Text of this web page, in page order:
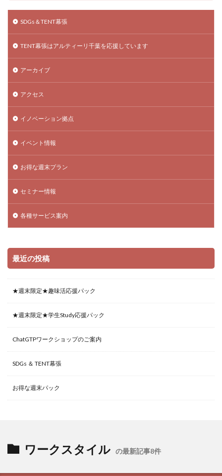
SDGs＆TENT幕張
TENT幕張はアルティーリ千葉を応援しています
アーカイブ
アクセス
イノベーション拠点
イベント情報
お得な週末プラン
セミナー情報
各種サービス案内
最近の投稿
★週末限定★趣味活応援パック
★週末限定★学生Study応援パック
ChatGTPワークショップのご案内
SDGs ＆ TENT幕張
お得な週末パック
ワークスタイル の最新記事8件